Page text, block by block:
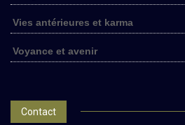
Vies antérieures et karma
Voyance et avenir
Contact